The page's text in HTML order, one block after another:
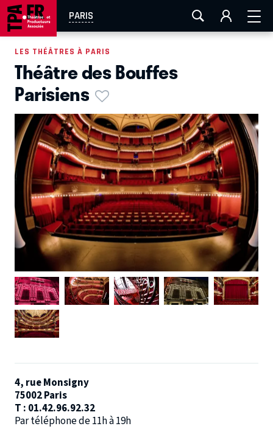
PARIS
AIX-MARSEILLE LA ROCHELLE
EN TOURNÉE
LES THÉÂTRES À PARIS
Théâtre des Bouffes
Parisiens
4, rue Monsigny
75002 Paris
T : 01.42.96.92.32
Par téléphone de 11h à 19h